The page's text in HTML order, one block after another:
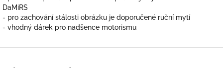
DaMiRS
- pro zachování stálosti obrázku je doporučené ruční mytí
- vhodný dárek pro nadšence motorismu